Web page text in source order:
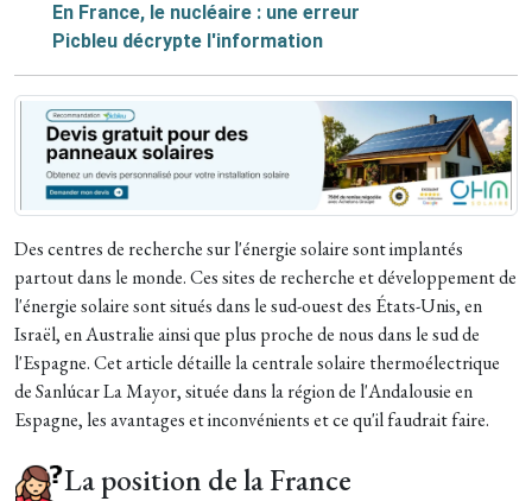
En France, le nucléaire : une erreur
Picbleu décrypte l'information
Des centres de recherche sur l'énergie solaire sont implantés
partout dans le monde. Ces sites de recherche et développement de
l'énergie solaire sont situés dans le sud-ouest des États-Unis, en
Israël, en Australie ainsi que plus proche de nous dans le sud de
l'Espagne. Cet article détaille la centrale solaire thermoélectrique
de Sanlúcar La Mayor, située dans la région de l'Andalousie en
Espagne, les avantages et inconvénients et ce qu'il faudrait faire.
La position de la France